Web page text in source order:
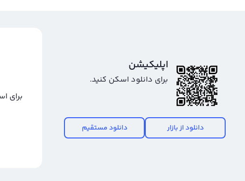
اپلیکیشن
برای دانلود اسکن کنید.
دانلود از بازار دانلود مستقیم
برای